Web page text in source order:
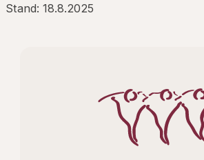
Stand: 18.8.2025